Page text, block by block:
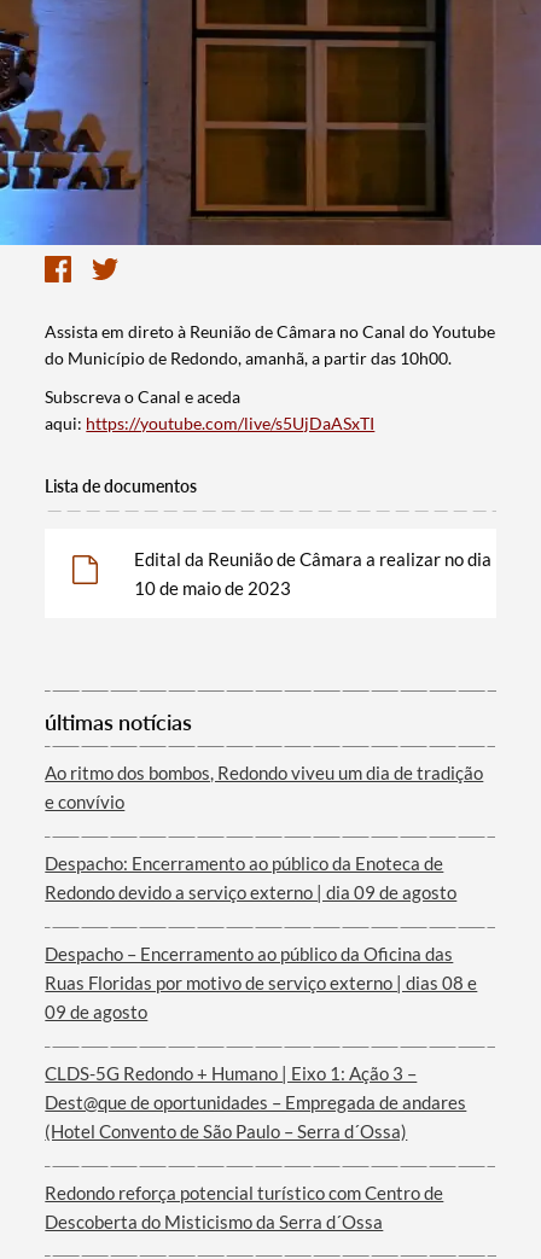
Termo de Pesquisa
Categorias gerais
Filtros
Assista em direto à Reunião de Câmara no Canal do Youtube
do Município de Redondo, amanhã, a partir das 10h00.
Subscreva o Canal e aceda
aqui: https://youtube.com/live/s5UjDaASxTI
Lista de documentos
Edital da Reunião de Câmara a realizar no dia
10 de maio de 2023
últimas notícias
Ao ritmo dos bombos, Redondo viveu um dia de tradição
e convívio
Despacho: Encerramento ao público da Enoteca de
Redondo devido a serviço externo | dia 09 de agosto
Despacho – Encerramento ao público da Oficina das
Ruas Floridas por motivo de serviço externo | dias 08 e
09 de agosto
CLDS-5G Redondo + Humano | Eixo 1: Ação 3 –
Dest@que de oportunidades – Empregada de andares
(Hotel Convento de São Paulo – Serra d´Ossa)
Redondo reforça potencial turístico com Centro de
Descoberta do Misticismo da Serra d´Ossa